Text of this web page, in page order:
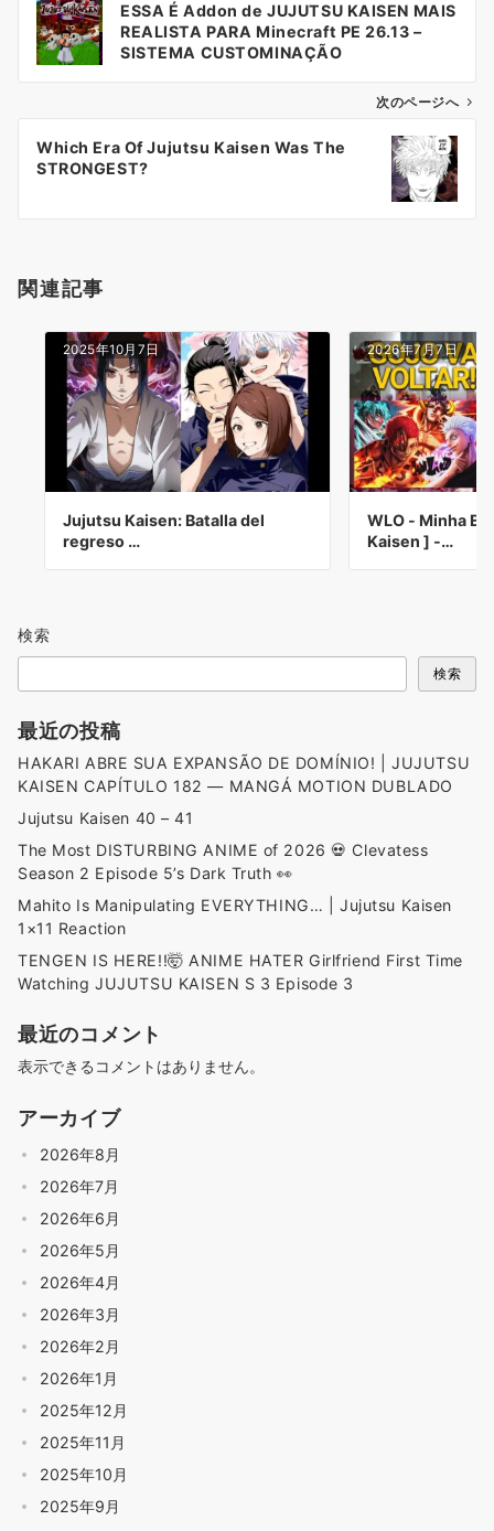
ビ
ン
ESSA É Addon de JUJUTSU KAISEN MAIS
REALISTA PARA Minecraft PE 26.13 –
SISTEMA CUSTOMINAÇÃO
次のページへ
Which Era Of Jujutsu Kaisen Was The
STRONGEST?
関連記事
2025年10月7日
Jujutsu Kaisen: Batalla del
regreso …
2026年7月7日
WLO - Minha
Kaisen ] -…
検索
検索
最近の投稿
HAKARI ABRE SUA EXPANSÃO DE DOMÍNIO! | JUJUTSU
KAISEN CAPÍTULO 182 — MANGÁ MOTION DUBLADO
Jujutsu Kaisen 40 – 41
The Most DISTURBING ANIME of 2026 💀 Clevatess
Season 2 Episode 5’s Dark Truth 👀
Mahito Is Manipulating EVERYTHING… | Jujutsu Kaisen
1×11 Reaction
TENGEN IS HERE!!🤯 ANIME HATER Girlfriend First Time
Watching JUJUTSU KAISEN S 3 Episode 3
最近のコメント
表示できるコメントはありません。
アーカイブ
2026年8月
2026年7月
2026年6月
2026年5月
2026年4月
2026年3月
2026年2月
2026年1月
2025年12月
2025年11月
2025年10月
2025年9月